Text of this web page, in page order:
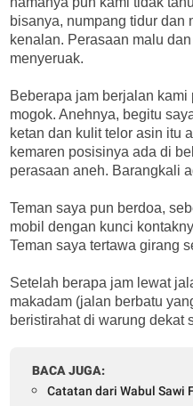
bisanya, numpang tidur dan
kenalan. Perasaan malu
menyeruak.
Beberapa jam berjalan kami
mogok. Anehnya, begitu
ketan dan kulit telor asin itu
kemaren posisinya ada di
perasaan aneh. Barangkali
Teman saya pun berdoa,
mobil dengan kunci
Teman saya tertawa girang
Setelah berapa jam lewat
makadam (jalan berbatu
beristirahat di warung dekat
BACA JUGA:
Catatan dari Wabul Sawi